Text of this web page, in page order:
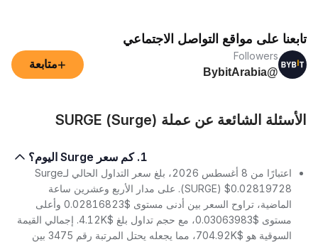
تابعنا على مواقع التواصل الاجتماعي
Followers
@BybitArabia
+متابعة
الأسئلة الشائعة عن عملة SURGE (Surge)
1. كم سعر Surge اليوم؟
اعتبارًا من 8 أغسطس 2026، بلغ سعر التداول الحالي لـSurge
(SURGE) $0.02819728. على مدار الأربع وعشرين ساعة
الماضية، تراوح السعر بين أدنى مستوى $0.02816823 وأعلى
مستوى $0.03063983، مع حجم تداول بلغ $4.12K. إجمالي القيمة
السوقية هو $704.92K، مما يجعله يحتل المرتبة رقم 3475 بين